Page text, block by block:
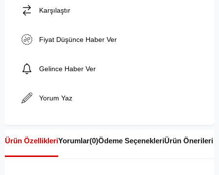
Karşılaştır
Fiyat Düşünce Haber Ver
Gelince Haber Ver
Yorum Yaz
Ürün ÖzellikleriYorumlar(0)Ödeme SeçenekleriÜrün Önerileri